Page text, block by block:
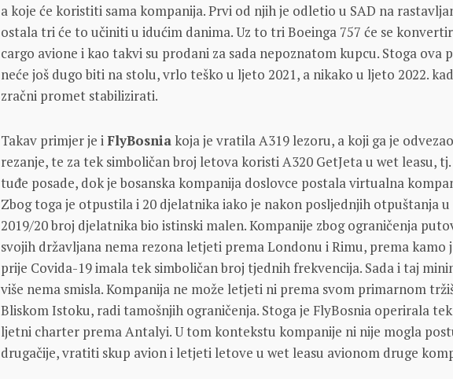
a koje će koristiti sama kompanija. Prvi od njih je odletio u SAD na
ostala tri će to učiniti u idućim danima. Uz to tri Boeinga 757 će se
cargo avione i kao takvi su prodani za sada nepoznatom kupcu. Stoga ova
neće još dugo biti na stolu, vrlo teško u ljeto 2021, a nikako u ljeto 2022.
zračni promet stabilizirati.
Takav primjer je iFlyBosniakoja je vratila A319 lezoru, a koji ga je
rezanje, te za tek simboličan broj letova koristi A320 GetJeta u wet leasu,
tuđe posade, dok je bosanska kompanija doslovce postala virtualna
Zbog toga je otpustila i 20 djelatnika iako je nakon posljednjih otpuštanja
2019/20 broj djelatnika bio istinski malen. Kompanije zbog ograničenja
svojih državljana nema rezona letjeti prema Londonu i Rimu, prema kamo
prije Covida-19 imala tek simboličan broj tjednih frekvencija. Sada i taj
više nema smisla. Kompanija ne može letjeti ni prema svom primarnom
Bliskom Istoku, radi tamošnjih ograničenja. Stoga je FlyBosnia operirala
ljetni charter prema Antalyi. U tom kontekstu kompanije ni nije mogla
drugačije, vratiti skup avion i letjeti letove u wet leasu avionom druge